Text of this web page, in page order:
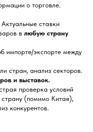
о торговле.
Актуальные ставки
в любую страну
импорте/экспорте между
стран, анализ секторов.
и выставок.
проверка условий
(помимо Китая),
конкурентов.